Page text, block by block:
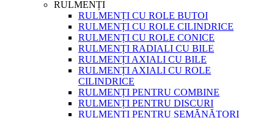
RULMENȚI
RULMENȚI CU ROLE BUTOI
RULMENȚI CU ROLE CILINDRICE
RULMENȚI CU ROLE CONICE
RULMENȚI RADIALI CU BILE
RULMENȚI AXIALI CU BILE
RULMENȚI AXIALI CU ROLE
CILINDRICE
RULMENȚI PENTRU COMBINE
RULMENȚI PENTRU DISCURI
RULMENȚI PENTRU SEMĂNĂTORI